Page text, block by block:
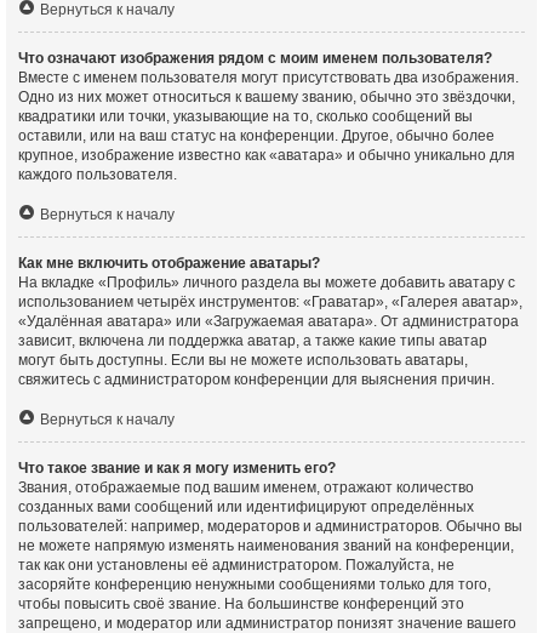
Вернуться к началу
Что означают изображения рядом с моим именем пользователя?
Вместе с именем пользователя могут присутствовать два изображения.
Одно из них может относиться к вашему званию, обычно это звёздочки,
квадратики или точки, указывающие на то, сколько сообщений вы
оставили, или на ваш статус на конференции. Другое, обычно более
крупное, изображение известно как «аватара» и обычно уникально для
каждого пользователя.
Вернуться к началу
Как мне включить отображение аватары?
На вкладке «Профиль» личного раздела вы можете добавить аватару с
использованием четырёх инструментов: «Граватар», «Галерея аватар»,
«Удалённая аватара» или «Загружаемая аватара». От администратора
зависит, включена ли поддержка аватар, а также какие типы аватар
могут быть доступны. Если вы не можете использовать аватары,
свяжитесь с администратором конференции для выяснения причин.
Вернуться к началу
Что такое звание и как я могу изменить его?
Звания, отображаемые под вашим именем, отражают количество
созданных вами сообщений или идентифицируют определённых
пользователей: например, модераторов и администраторов. Обычно вы
не можете напрямую изменять наименования званий на конференции,
так как они установлены её администратором. Пожалуйста, не
засоряйте конференцию ненужными сообщениями только для того,
чтобы повысить своё звание. На большинстве конференций это
запрещено, и модератор или администратор понизят значение вашего